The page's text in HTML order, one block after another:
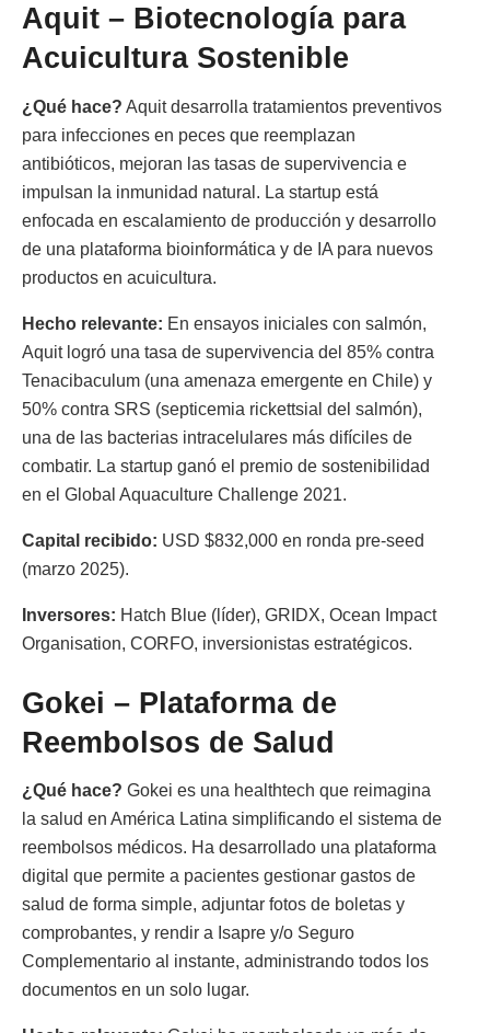
Aquit – Biotecnología para
Acuicultura Sostenible
¿Qué hace? Aquit desarrolla tratamientos preventivos
para infecciones en peces que reemplazan
antibióticos, mejoran las tasas de supervivencia e
impulsan la inmunidad natural. La startup está
enfocada en escalamiento de producción y desarrollo
de una plataforma bioinformática y de IA para nuevos
productos en acuicultura.
Hecho relevante: En ensayos iniciales con salmón,
Aquit logró una tasa de supervivencia del 85% contra
Tenacibaculum (una amenaza emergente en Chile) y
50% contra SRS (septicemia rickettsial del salmón),
una de las bacterias intracelulares más difíciles de
combatir. La startup ganó el premio de sostenibilidad
en el Global Aquaculture Challenge 2021.
Capital recibido: USD $832,000 en ronda pre-seed
(marzo 2025).
Inversores: Hatch Blue (líder), GRIDX, Ocean Impact
Organisation, CORFO, inversionistas estratégicos.
Gokei – Plataforma de
Reembolsos de Salud
¿Qué hace? Gokei es una healthtech que reimagina
la salud en América Latina simplificando el sistema de
reembolsos médicos. Ha desarrollado una plataforma
digital que permite a pacientes gestionar gastos de
salud de forma simple, adjuntar fotos de boletas y
comprobantes, y rendir a Isapre y/o Seguro
Complementario al instante, administrando todos los
documentos en un solo lugar.